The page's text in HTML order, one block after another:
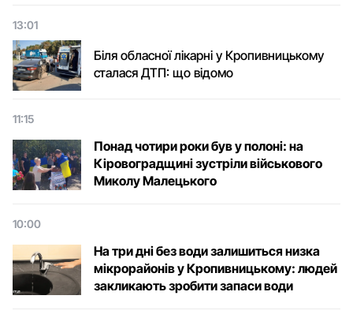
13:01
Біля обласної лікарні у Кропивницькому
сталася ДТП: що відомо
11:15
Понад чотири роки був у полоні: на
Кіровоградщині зустріли військового
Микoлу Малецькoгo
10:00
На три дні без води залишиться низка
мікрорайонів у Кропивницькому: людей
закликають зробити запаси води